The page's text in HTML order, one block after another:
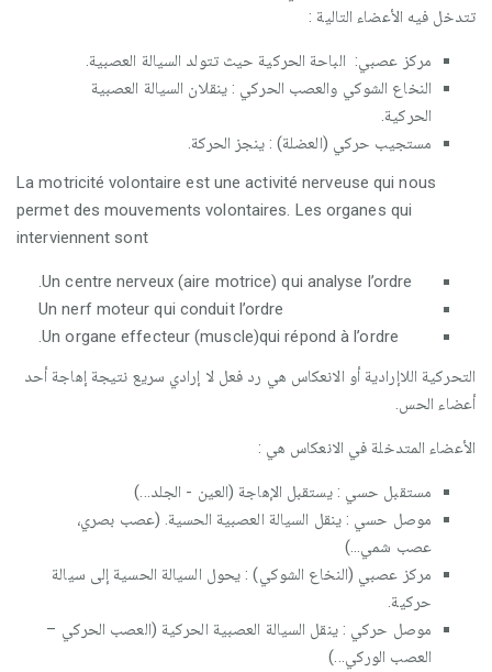
تتدخل فيه الأعضاء التالية :
مركز عصبي: الباحة الحركية حيث تتولد السيالة العصبية.
النخاع الشوكي والعصب الحركي : ينقلان السيالة العصبية
الحركية.
مستجيب حركي (العضلة) : ينجز الحركة.
La motricité volontaire est une activité nerveuse qui nous
permet des mouvements volontaires. Les organes qui
interviennent sont
Un centre nerveux (aire motrice) qui analyse l’ordre.
Un nerf moteur qui conduit l’ordre
Un organe effecteur (muscle)qui répond à l’ordre.
التحركية اللاإرادية أو الانعكاس هي رد فعل لا إرادي سريع نتيجة إهاجة أحد
أعضاء الحس.
الأعضاء المتدخلة في الانعكاس هي :
مستقبل حسي : يستقبل الإهاجة (العين - الجلد...)
موصل حسي : ينقل السيالة العصبية الحسية. (عصب بصري،
عصب شمي...)
مركز عصبي (النخاع الشوكي) : يحول السيالة الحسية إلى سيالة
حركية.
موصل حركي : ينقل السيالة العصبية الحركية (العصب الحركي –
العصب الوركي...)